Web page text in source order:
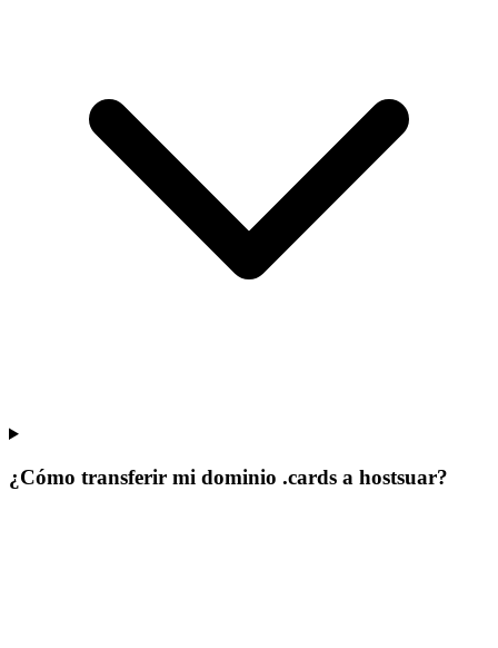
¿Cómo transferir mi dominio .cards a hostsuar?